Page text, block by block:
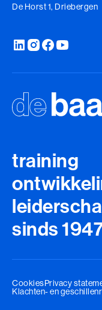
De Horst 1, Driebergen
training
sinds
CookiesPrivacy
Klachten- en